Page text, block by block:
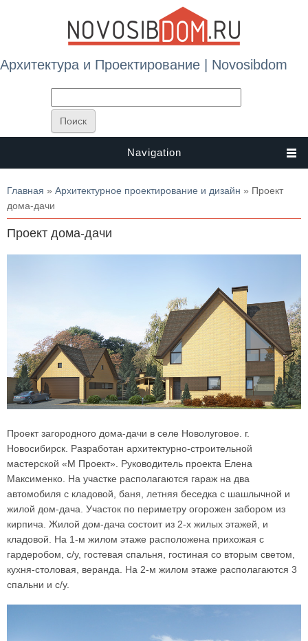
Архитектура и Проектирование | Novosibdom
Navigation
Вы здесь
Главная » Архитектурное проектирование и дизайн » Проект
дома-дачи
Проект дома-дачи
Проект загородного дома-дачи в селе Новолуговое. г.
Новосибирск. Разработан архитектурно-строительной
мастерской «М Проект». Руководитель проекта Елена
Максименко. На участке располагаются гараж на два
автомобиля с кладовой, баня, летняя беседка с шашлычной и
жилой дом-дача. Участок по периметру огорожен забором из
кирпича. Жилой дом-дача состоит из 2-х жилых этажей, и
кладовой. На 1-м жилом этаже расположена прихожая с
гардеробом, с/у, гостевая спальня, гостиная со вторым светом,
кухня-столовая, веранда. На 2-м жилом этаже располагаются 3
спальни и с/у.